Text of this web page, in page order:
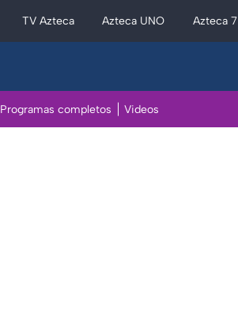
TV Azteca Azteca UNO Azteca 7
Programas completos Videos